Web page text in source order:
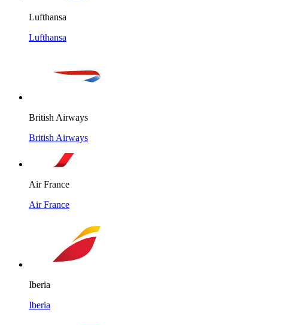
Lufthansa
Lufthansa
British Airways
British Airways
Air France
Air France
Iberia
Iberia